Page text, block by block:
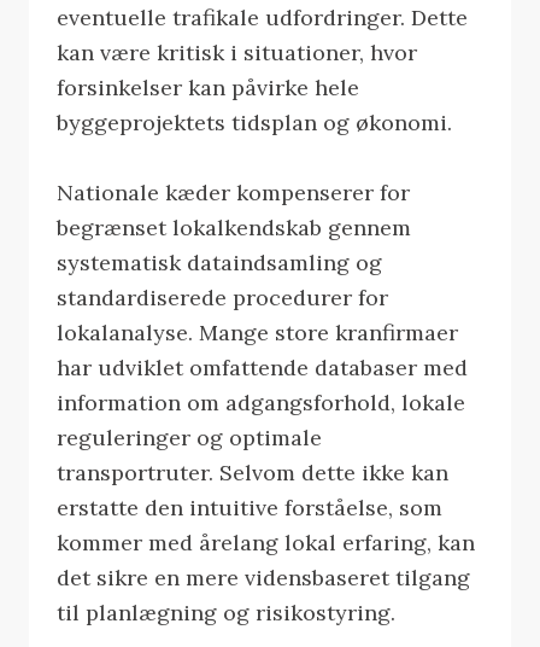
eventuelle trafikale udfordringer. Dette
kan være kritisk i situationer, hvor
forsinkelser kan påvirke hele
byggeprojektets tidsplan og økonomi.
Nationale kæder kompenserer for
begrænset lokalkendskab gennem
systematisk dataindsamling og
standardiserede procedurer for
lokalanalyse. Mange store kranfirmaer
har udviklet omfattende databaser med
information om adgangsforhold, lokale
reguleringer og optimale
transportruter. Selvom dette ikke kan
erstatte den intuitive forståelse, som
kommer med årelang lokal erfaring, kan
det sikre en mere vidensbaseret tilgang
til planlægning og risikostyring.